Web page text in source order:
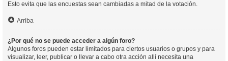
Esto evita que las encuestas sean cambiadas a mitad de la votación.
Arriba
¿Por qué no se puede acceder a algún foro?
Algunos foros pueden estar limitados para ciertos usuarios o grupos y para
visualizar, leer, publicar o llevar a cabo otra acción allí necesita una